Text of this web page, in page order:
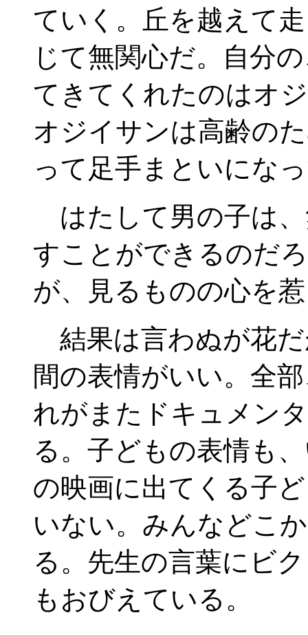
ていく。丘を越えて
じて無関心だ。自分
てきてくれたのはオ
オジイサンは高齢の
って足手まといにな
はたして男の子は
すことができるのだ
が、見るものの心を
結果は言わぬが花
間の表情がいい。全
れがまたドキュメン
る。子どもの表情も
の映画に出てくる子
いない。みんなどこ
る。先生の言葉にビ
もおびえている。